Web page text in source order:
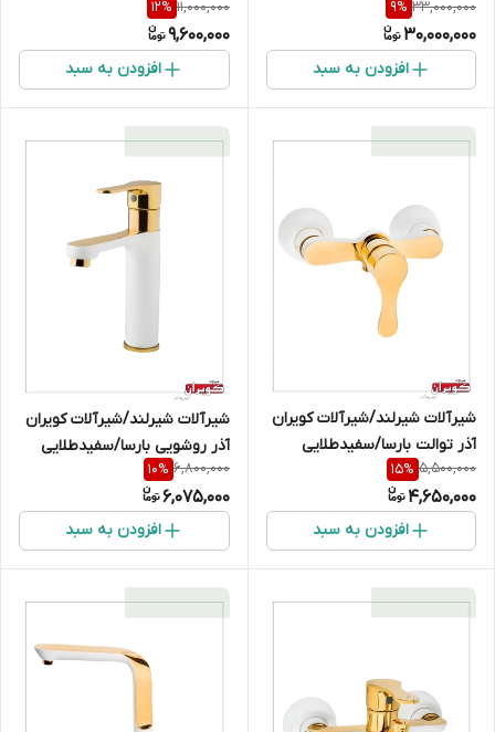
سفیدطلایی
33,000,000
9%
30,000,000
افزودن به سبد
سفیدطلایی
11,000,000
12%
9,600,000
افزودن به سبد
شیرآلات شیرلند/شیرآلات کویران
آذر توالت بارسا/سفیدطلایی
5,500,000
15%
4,650,000
افزودن به سبد
شیرآلات شیرلند/شیرآلات کویران
آذر روشویی بارسا/سفیدطلایی
6,800,000
10%
6,075,000
افزودن به سبد